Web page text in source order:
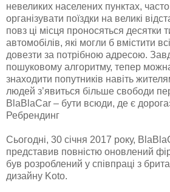
невеликих населених пунктах,
організувати поїздки на великі
повз ці місця проносяться десятки
автомобілів, які могли б вмістити
довезти за потрібною адресою.
пошуковому алгоритму, тепер
знаходити попутників навіть
людей з’явиться більше свободи
BlaBlaCar – бути всюди, де є
Ребрендинг
Сьогодні, 30 січня 2017 року,
представив повністю оновлений
був розроблений у співпраці з
дизайну Koto.